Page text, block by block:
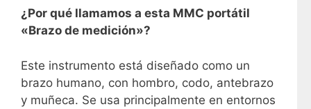
¿Por qué llamamos a esta MMC portátil
«Brazo de medición»?
Este instrumento está diseñado como un
brazo humano, con hombro, codo, antebrazo
y muñeca. Se usa principalmente en entornos